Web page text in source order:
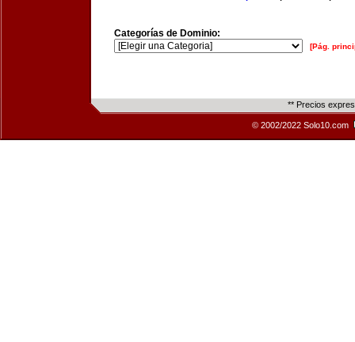
Categorías de Dominio:
[Pág.
** Precios
© 2002/2022 Solo10.com